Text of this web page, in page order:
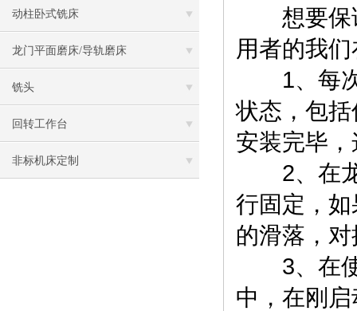
动柱卧式铣床
龙门平面磨床/导轨磨床
铣头
回转工作台
非标机床定制
想要保证
用者的我
1、每次
状态，包
安装完毕
2、在龙
行固定，
的滑落，
3、在
中，在刚